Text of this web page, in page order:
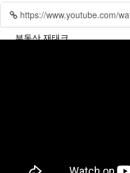
부동산 재태크
https://www.youtube.com/